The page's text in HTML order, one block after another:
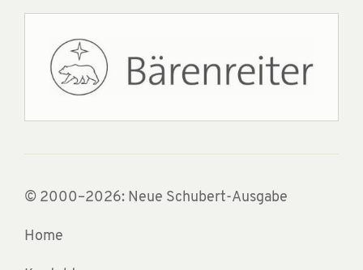
© 2000–2026: Neue Schubert-Ausgabe
Home